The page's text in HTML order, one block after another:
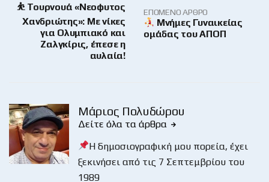
⛹️ Τουρνουά «Νεοφυτος
Χανδριώτης»: Με νίκες
για Ολυμπιακό και
Ζαλγκίρις, έπεσε η
αυλαία!
ΕΠΌΜΕΝΟ ΆΡΘΡΟ
Μνήμες Γυναικείας
ομάδας του ΑΠΟΠ
Μάριος Πολυδώρου
Δείτε όλα τα άρθρα
Η δημοσιογραφική μου πορεία, έχει
ξεκινήσει από τις 7 Σεπτεμβρίου του
1989